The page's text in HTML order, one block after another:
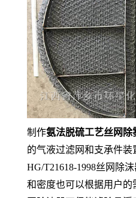
制作氨法脱硫工艺丝网除
的气液过滤网和支承件
HG/T21618-1998丝网除
和密度也可以根据用户